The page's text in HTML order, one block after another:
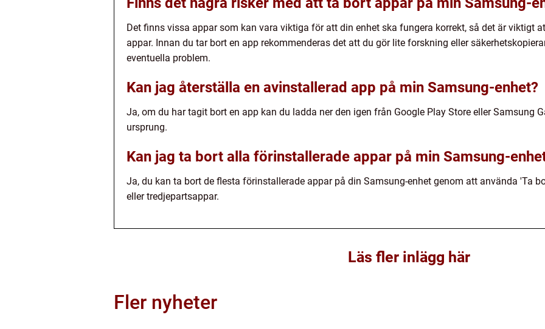
Det finns vissa appar som kan vara viktiga för att din enhet ska fungera korrekt, så det är viktigt
appar. Innan du tar bort en app rekommenderas det att du gör lite forskning eller
eventuella problem.
Kan jag återställa en avinstallerad app på min Samsung-enhet?
Ja, om du har tagit bort en app kan du ladda ner den igen från Google Play Store eller Samsung
ursprung.
Kan jag ta bort alla förinstallerade appar på min Samsung-
Ja, du kan ta bort de flesta förinstallerade appar på din Samsung-enhet genom att använda 'Ta
eller tredjepartsappar.
Läs fler inlägg här
Fler nyheter